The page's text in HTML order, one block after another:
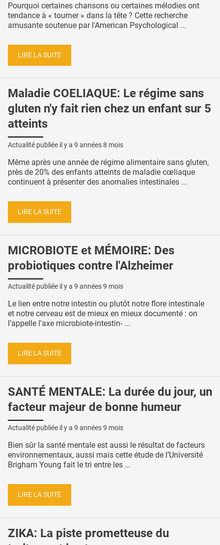
Pourquoi certaines chansons ou certaines mélodies ont
tendance à « tourner » dans la tête ? Cette recherche
amusante soutenue par l'American Psychological ...
LIRE LA SUITE
Maladie COELIAQUE: Le régime sans
gluten n'y fait rien chez un enfant sur 5
atteints
Actualité publiée il y a 9 années 8 mois
Même après une année de régime alimentaire sans gluten,
près de 20% des enfants atteints de maladie cœliaque
continuent à présenter des anomalies intestinales ...
LIRE LA SUITE
MICROBIOTE et MÉMOIRE: Des
probiotiques contre l'Alzheimer
Actualité publiée il y a 9 années 9 mois
Le lien entre notre intestin ou plutôt notre flore intestinale
et notre cerveau est de mieux en mieux documenté : on
l’appelle l'axe microbiote-intestin- ...
LIRE LA SUITE
SANTÉ MENTALE: La durée du jour, un
facteur majeur de bonne humeur
Actualité publiée il y a 9 années 9 mois
Bien sûr la santé mentale est aussi le résultat de facteurs
environnementaux, aussi mais cette étude de l’Université
Brigham Young fait le tri entre les ...
LIRE LA SUITE
ZIKA: La piste prometteuse du